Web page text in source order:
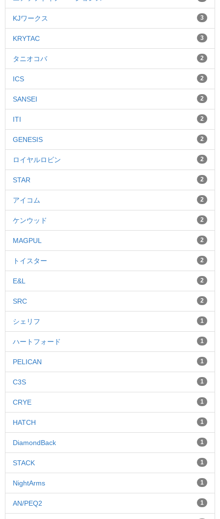
KJワークス 3
KRYTAC 3
タニオコバ 2
ICS 2
SANSEI 2
ITI 2
GENESIS 2
ロイヤルロビン 2
STAR 2
アイコム 2
ケンウッド 2
MAGPUL 2
トイスター 2
E&L 2
SRC 2
シェリフ 1
ハートフォード 1
PELICAN 1
C3S 1
CRYE 1
HATCH 1
DiamondBack 1
STACK 1
NightArms 1
AN/PEQ2 1